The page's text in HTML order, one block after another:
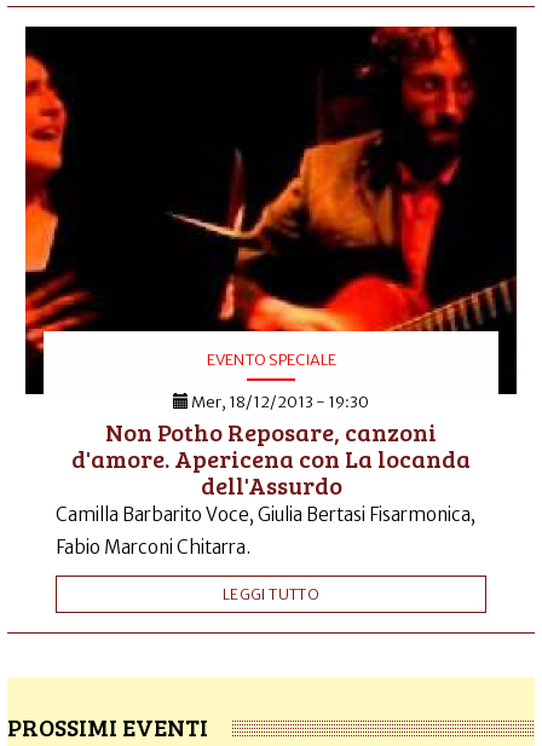
EVENTO SPECIALE
Mer, 18/12/2013 - 19:30
Non Potho Reposare, canzoni
d'amore. Apericena con La locanda
dell'Assurdo
Camilla Barbarito Voce, Giulia Bertasi Fisarmonica,
Fabio Marconi Chitarra.
LEGGI TUTTO
PROSSIMI EVENTI